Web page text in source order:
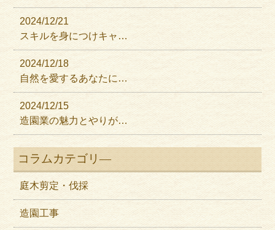
2024/12/21
スキルを身につけキャ…
2024/12/18
自然を愛するあなたに…
2024/12/15
造園業の魅力とやりが…
コラムカテゴリ―
庭木剪定・伐採
造園工事